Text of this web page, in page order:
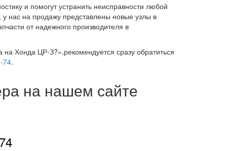
и помогут устранить неисправности любой
нас на продажу представлены новые узлы в
от надежного производителя в
на Хонда ЦР-З?»,рекомендуется сразу обратиться
74.
на нашем сайте